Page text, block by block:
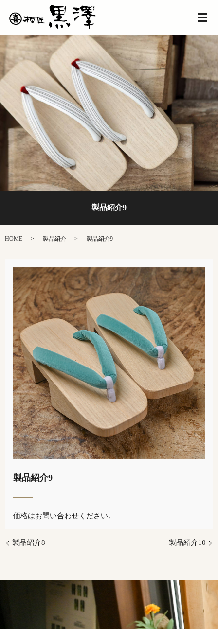
メ
製品紹介9
HOME 製品紹介 製品紹介9
製品紹介9
価格はお問い合わせください。
製品紹介8 製品紹介10